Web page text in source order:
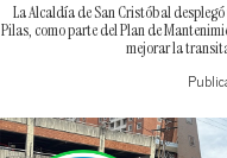
La Alcaldía de San Cristóbal
Pilas, como parte del Plan de
mejorar la